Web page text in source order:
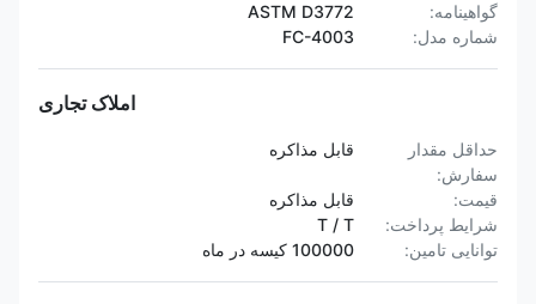
گواهینامه:
ASTM D3772
شماره مدل:
FC-4003
املاک تجاری
حداقل مقدار
سفارش:
قابل مذاکره
قیمت:
قابل مذاکره
شرایط پرداخت:
T / T
توانایی تامین:
100000 کیسه در ماه